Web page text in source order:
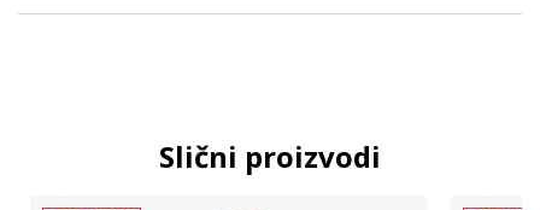
Slični proizvodi